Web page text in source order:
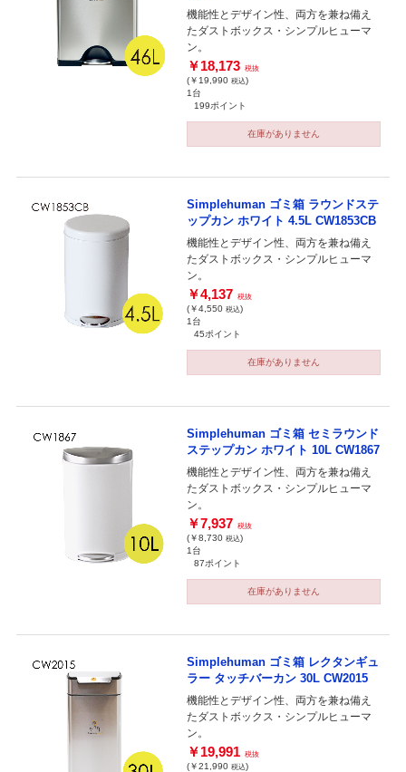
機能性とデザイン性、両方を兼ね備え
たダストボックス・シンプルヒューマ
ン。
￥18,173 税抜
(￥19,990 税込)
1台
199ポイント
在庫がありません
Simplehuman ゴミ箱 ラウンドステ
ップカン ホワイト 4.5L CW1853CB
機能性とデザイン性、両方を兼ね備え
たダストボックス・シンプルヒューマ
ン。
￥4,137 税抜
(￥4,550 税込)
1台
45ポイント
在庫がありません
Simplehuman ゴミ箱 セミラウンド
ステップカン ホワイト 10L CW1867
機能性とデザイン性、両方を兼ね備え
たダストボックス・シンプルヒューマ
ン。
￥7,937 税抜
(￥8,730 税込)
1台
87ポイント
在庫がありません
Simplehuman ゴミ箱 レクタンギュ
ラー タッチバーカン 30L CW2015
機能性とデザイン性、両方を兼ね備え
たダストボックス・シンプルヒューマ
ン。
￥19,991 税抜
(￥21,990 税込)